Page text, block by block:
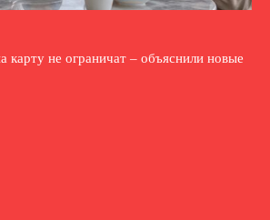
карту не ограничат – объяснили новые